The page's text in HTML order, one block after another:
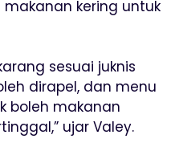
kering untuk
sesuai juknis
dirapel, dan menu
boleh makanan
ujar Valey.